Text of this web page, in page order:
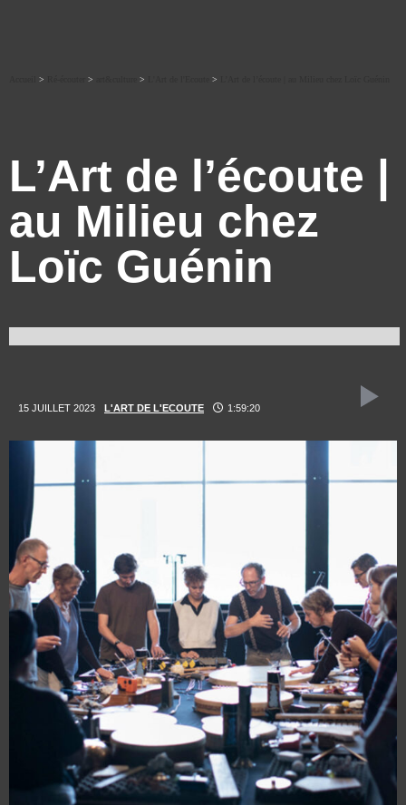
> > > >
L’Art de l’écoute |
au Milieu chez
Loïc Guénin
15 JUILLET 2023 L'ART DE L'ECOUTE 1:59:20